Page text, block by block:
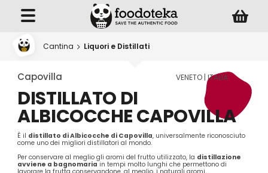
Cantina Liquori e Distillati
Capovilla VENETO | ITALIA
DISTILLATO DI
ALBICOCCHE CAPOVILLA
È il distillato di Albicocche di Capovilla, universalmente riconosciuto
come uno dei migliori distillatori al mondo.
Per conservare al meglio gli aromi del frutto utilizzato, la distillazione
avviene a bagnomaria in tempi molto lunghi che permettono di